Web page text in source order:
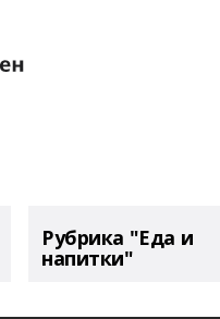
Рубрика "Еда и
напитки"